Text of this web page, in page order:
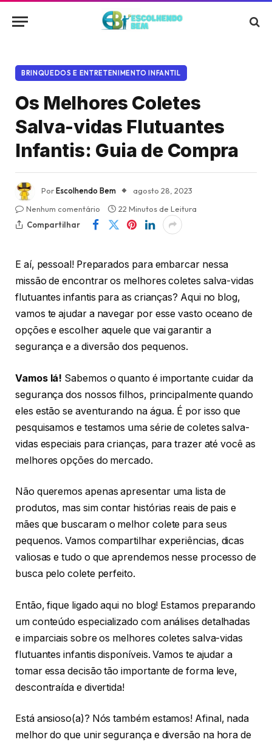
BRINQUEDOS E ENTRETENIMENTO INFANTIL
Os Melhores Coletes
Salva-vidas Flutuantes
Infantis: Guia de Compra
PorEscolhendo Bem
agosto 28, 2023
Nenhum comentário
22 Minutos de Leitura
Compartilhar
E aí, pessoal! Preparados para embarcar nessa
missão de encontrar os melhores coletes salva-vidas
flutuantes infantis para as crianças? Aqui no blog,
vamos te ajudar a navegar por esse vasto oceano de
opções e escolher aquele que vai garantir a
segurança e a diversão dos pequenos.
Vamos lá! Sabemos o quanto é importante cuidar da
segurança dos nossos filhos, principalmente quando
eles estão se aventurando na água. É por isso que
pesquisamos e testamos uma série de coletes salva-
vidas especiais para crianças, para trazer até você as
melhores opções do mercado.
Não queremos apenas apresentar uma lista de
produtos, mas sim contar histórias reais de pais e
mães que buscaram o melhor colete para seus
pequenos. Vamos compartilhar experiências, dicas
valiosas e tudo o que aprendemos nesse processo de
busca pelo colete perfeito.
Então, fique ligado aqui no blog! Estamos preparando
um conteúdo especializado com análises detalhadas
e imparciais sobre os melhores coletes salva-vidas
flutuantes infantis disponíveis. Vamos te ajudar a
tomar essa decisão tão importante de forma leve,
descontraída e divertida!
Está ansioso(a)? Nós também estamos! Afinal, nada
melhor do que unir segurança e diversão na hora de